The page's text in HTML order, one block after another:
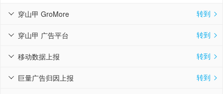
穿山甲 GroMore
 转到 
穿山甲 广告平台
 转到 
移动数据上报
 转到 
巨量广告归因上报
 转到 